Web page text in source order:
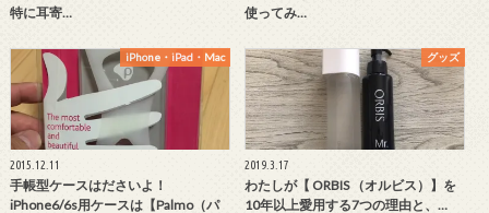
特に耳寄…
使ってみ…
iPhone・iPad・Mac
2015.12.11
手帳型ケースはださいよ！
iPhone6/6s用ケースは【Palmo（パ
グッズ
2019.3.17
わたしが【 ORBIS （オルビス）】を
10年以上愛用する7つの理由と、…